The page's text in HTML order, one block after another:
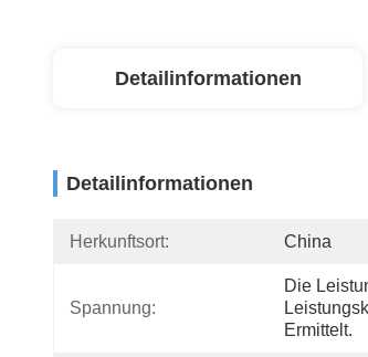
Detailinformationen
Detailinformationen
Herkunftsort: China
Spannung:
Die
Ermittelt.